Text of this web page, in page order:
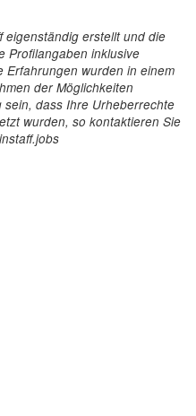
eigenständig erstellt und die
Profilangaben inklusive
Erfahrungen wurden in einem
der Möglichkeiten
dass Ihre Urheberrechte
wurden, so kontaktieren Sie